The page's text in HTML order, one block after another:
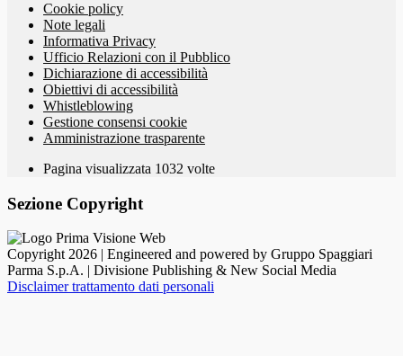
Cookie policy
Note legali
Informativa Privacy
Ufficio Relazioni con il Pubblico
Dichiarazione di accessibilità
Obiettivi di accessibilità
Whistleblowing
Gestione consensi cookie
Amministrazione trasparente
Pagina visualizzata 1032 volte
Sezione Copyright
Copyright 2026 | Engineered and powered by Gruppo Spaggiari
Parma S.p.A. | Divisione Publishing & New Social Media
Disclaimer trattamento dati personali